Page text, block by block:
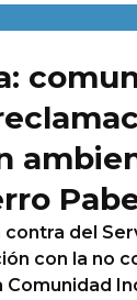
contra del
con la no